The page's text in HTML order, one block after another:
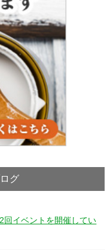
グ
回イベントを開催してい